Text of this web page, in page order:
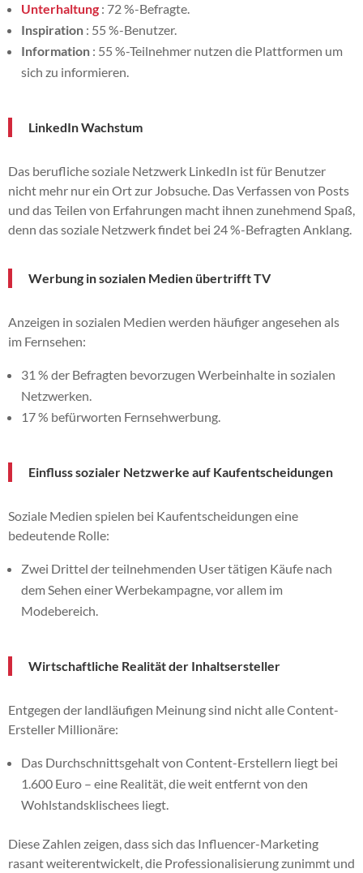
Unterhaltung : 72 %-Befragte.
Inspiration : 55 %-Benutzer.
Information : 55 %-Teilnehmer nutzen die Plattformen um
sich zu informieren.
LinkedIn Wachstum
Das berufliche soziale Netzwerk LinkedIn ist für Benutzer
nicht mehr nur ein Ort zur Jobsuche. Das Verfassen von Posts
und das Teilen von Erfahrungen macht ihnen zunehmend Spaß,
denn das soziale Netzwerk findet bei 24 %-Befragten Anklang.
Werbung in sozialen Medien übertrifft TV
Anzeigen in sozialen Medien werden häufiger angesehen als
im Fernsehen:
31 % der Befragten bevorzugen Werbeinhalte in sozialen
Netzwerken.
17 % befürworten Fernsehwerbung.
Einfluss sozialer Netzwerke auf Kaufentscheidungen
Soziale Medien spielen bei Kaufentscheidungen eine
bedeutende Rolle:
Zwei Drittel der teilnehmenden User tätigen Käufe nach
dem Sehen einer Werbekampagne, vor allem im
Modebereich.
Wirtschaftliche Realität der Inhaltsersteller
Entgegen der landläufigen Meinung sind nicht alle Content-
Ersteller Millionäre:
Das Durchschnittsgehalt von Content-Erstellern liegt bei
1.600 Euro – eine Realität, die weit entfernt von den
Wohlstandsklischees liegt.
Diese Zahlen zeigen, dass sich das Influencer-Marketing
rasant weiterentwickelt, die Professionalisierung zunimmt und